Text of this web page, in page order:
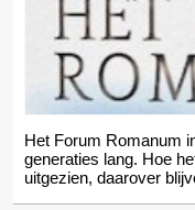
Het Forum Romanum
generaties lang. Hoe
uitgezien, daarover